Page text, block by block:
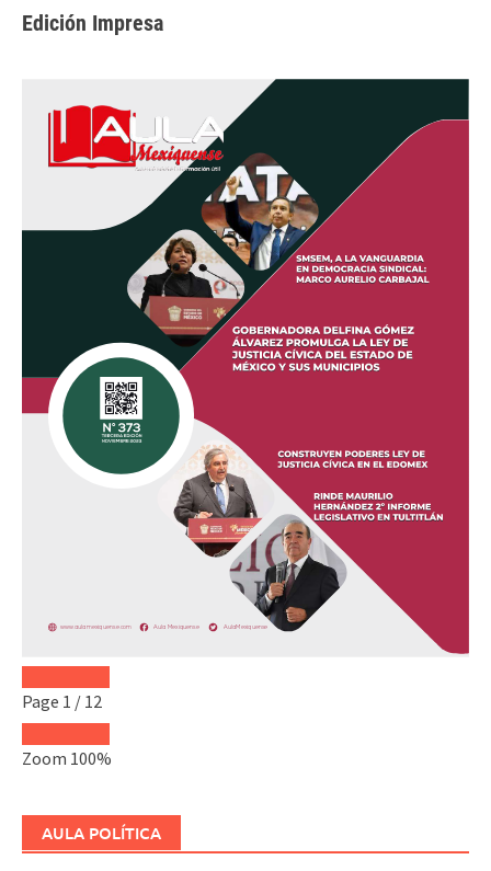
Edición Impresa
Page 1 / 12
Zoom 100%
AULA POLÍTICA